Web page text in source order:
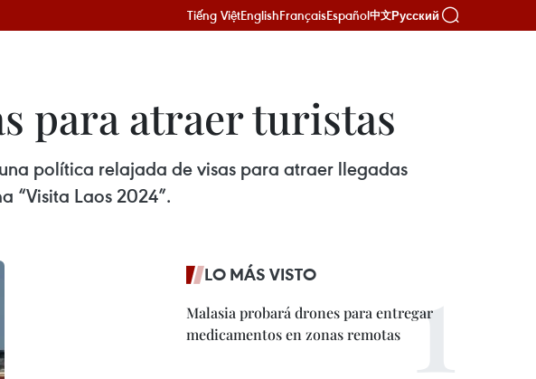
Tiếng ViệtEnglishFrançaisEspañol中文Русский
para atraer turistas
política relajada de visas para atraer llegadas
“Visita Laos 2024”.
LO MÁS VISTO
Malasia probará drones para entregar
medicamentos en zonas remotas